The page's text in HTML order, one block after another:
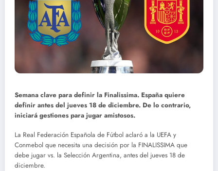
Semana clave para definir la Finalissima. España quiere
definir antes del jueves 18 de diciembre. De lo contrario,
iniciará gestiones para jugar amistosos.
La Real Federación Española de Fútbol aclaró a la UEFA y
Conmebol que necesita una decisión por la FINALISSIMA que
debe jugar vs. la Selección Argentina, antes del jueves 18 de
diciembre.